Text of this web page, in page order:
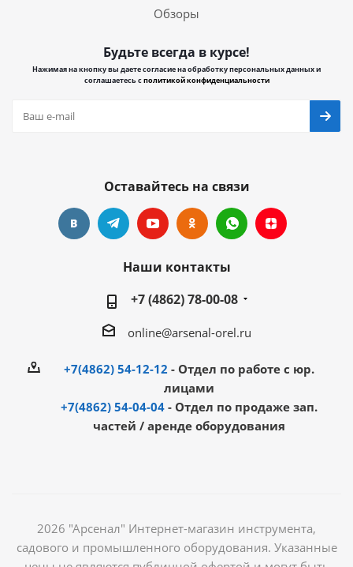
Обзоры
Будьте всегда в курсе!
Нажимая на кнопку вы даете согласие на обработку персональных данных и
соглашаетесь сполитикой конфиденциальности
Оставайтесь на связи
Наши контакты
+7 (4862) 78-00-08
online@arsenal-orel.ru
+7(4862) 54-12-12 - Отдел по работе с юр.
лицами
+7(4862) 54-04-04 - Отдел по продаже зап.
частей / аренде оборудования
2026 "Арсенал" Интернет-магазин инструмента,
садового и промышленного оборудования. Указанные